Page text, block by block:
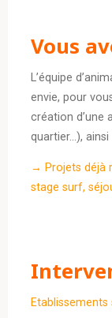
Vous
L’équipe
envie, pour
création d’une
quartier…),
→ Projets déjà
stage surf,
Etablissements